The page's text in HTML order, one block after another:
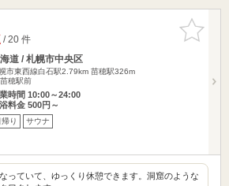
お気に入
りに追加
/ 20 件
道 / 札幌市中央区
市東西線白石駅2.79km 苗穂駅326m
穂駅前
時間 10:00～24:00
料金 500円～
帰り サウナ
っていて、ゆっくり休憩できます。洞窟のような